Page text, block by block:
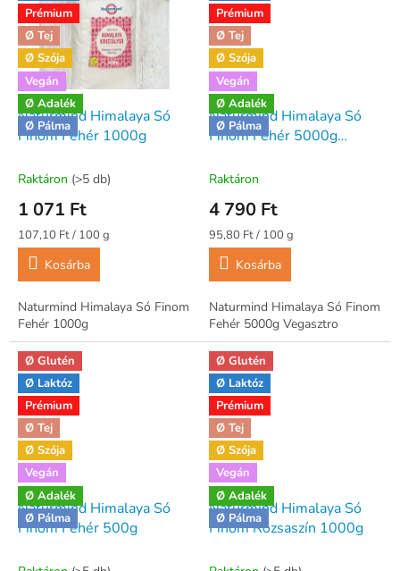
Prémium
Ø Tej
Ø Szója
Vegán
Ø Adalék
Ø Pálma
Naturmind Himalaya Só
Finom Fehér 1000g
Raktáron (>5 db)
1 071 Ft
Egységár:
107,10 Ft / 100 g
Kosárba
Naturmind Himalaya Só Finom
Fehér 1000g
Prémium
Ø Tej
Ø Szója
Vegán
Ø Adalék
Ø Pálma
Naturmind Himalaya Só
Finom Fehér 5000g
Raktáron
4 790 Ft
Egységár:
95,80 Ft / 100 g
Kosárba
Naturmind Himalaya Só Finom
Fehér 5000g Vegasztro
Ø Glutén
Ø Laktóz
Prémium
Ø Tej
Ø Szója
Vegán
Ø Adalék
Ø Pálma
Naturmind Himalaya Só
Finom Fehér 500g
Ø Glutén
Ø Laktóz
Prémium
Ø Tej
Ø Szója
Vegán
Ø Adalék
Ø Pálma
Naturmind Himalaya Só
Finom Rózsaszín 1000g